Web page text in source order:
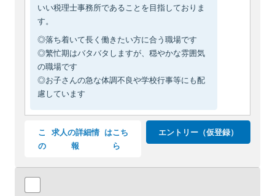
いい税理士事務所であることを目指しておりま
す。
◎落ち着いて長く働きたい方に合う職場です
◎繁忙期はバタバタしますが、穏やかな雰囲気
の職場です
◎お子さんの急な体調不良や学校行事等にも配
慮しています
こ
の
求人の詳細情
報
はこち
ら
エントリー（仮登録）